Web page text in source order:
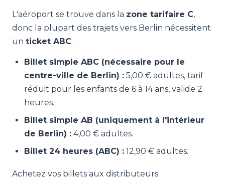
L'aéroport se trouve dans la zone tarifaire C,
donc la plupart des trajets vers Berlin nécessitent
un ticket ABC :
Billet simple ABC (nécessaire pour le
centre-ville de Berlin) : 5,00 € adultes, tarif
réduit pour les enfants de 6 à 14 ans, valide 2
heures.
Billet simple AB (uniquement à l'intérieur
de Berlin) : 4,00 € adultes.
Billet 24 heures (ABC) : 12,90 € adultes.
Achetez vos billets aux distributeurs